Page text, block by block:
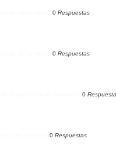
0 Respuestas
0 Respuestas
0
0 Respuestas